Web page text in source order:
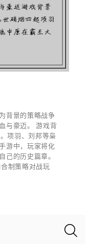
背景的策略战争
与豪迈。 游戏背
项羽、刘邦等枭
游中，玩家将化
己的历史篇章。
制策略对战玩